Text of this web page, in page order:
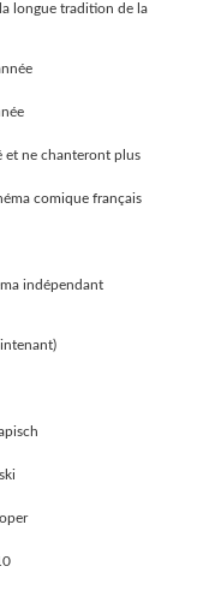
longue tradition de la
et ne chanteront plus
comique français
indépendant